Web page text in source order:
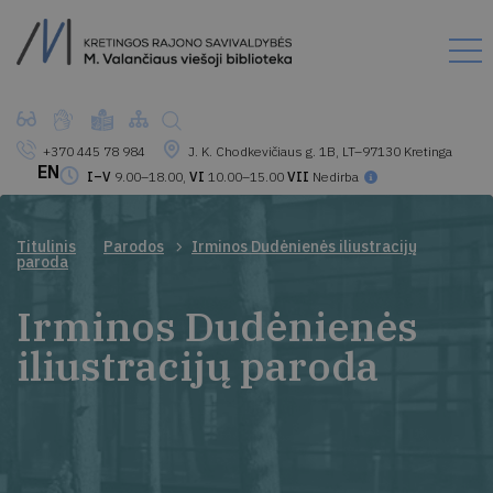
+370 445 78 984
J. K. Chodkevičiaus g. 1B, LT–97130 Kretinga
I–V 9.00–18.00, VI 10.00–15.00 VII Nedirba
EN
Titulinis Parodos Irminos Dudėnienės iliustracijų
paroda
Irminos Dudėnienės
iliustracijų paroda